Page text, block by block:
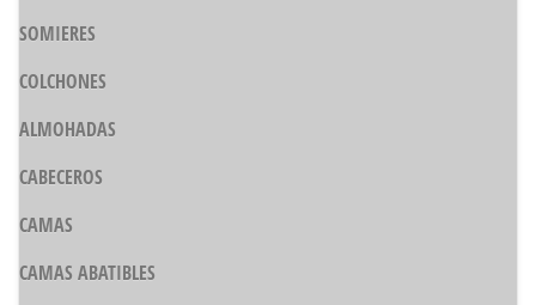
SOMIERES
COLCHONES
ALMOHADAS
CABECEROS
CAMAS
CAMAS ABATIBLES